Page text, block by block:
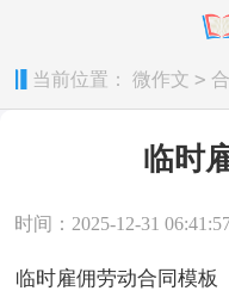
当前位置： 微作文 >
临时
时间：2025-12-31
临时雇佣劳动合同模板